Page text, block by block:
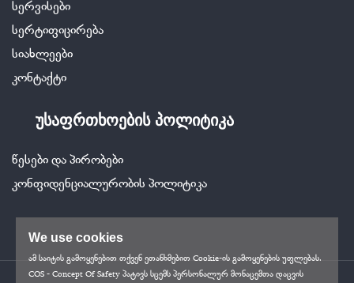
სერვისები
სერტიფიცირება
სიახლეები
კონტაქტი
უსაფრთხოების პოლიტიკა
წესები და პირობები
კონფიდენციალურობის პოლიტიკა
We use cookies
ამ საიტის გამოყენებით თქვენ ეთანხმებით Cookie-ის გამოყენების უფლებას.
COS - Concept Of Safety პატივს სცემს პერსონალურ მონაცემთა დაცვის